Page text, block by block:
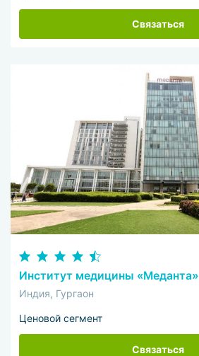
Связаться
Институт медицины «Меданта»
Индия, Гургаон
Ценовой сегмент
Связаться